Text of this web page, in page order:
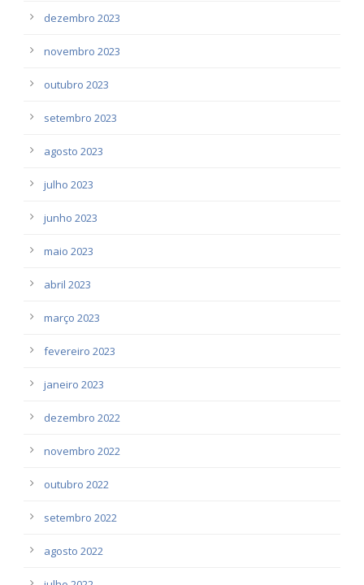
dezembro 2023
novembro 2023
outubro 2023
setembro 2023
agosto 2023
julho 2023
junho 2023
maio 2023
abril 2023
março 2023
fevereiro 2023
janeiro 2023
dezembro 2022
novembro 2022
outubro 2022
setembro 2022
agosto 2022